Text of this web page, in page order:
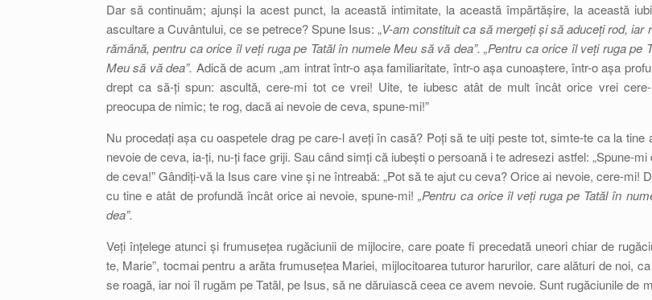
Dar să continuăm; ajunși la acest punct, la această intimitate, la această împărtășire, la această
ascultare a Cuvântului, ce se petrece? Spune Isus: „V-am constituit ca să mergeți și să aduceți rod, iar
rămână, pentru ca orice îl veți ruga pe Tatăl în numele Meu să vă dea”. „Pentru ca orice îl veți ruga pe
Meu să vă dea”. Adică de acum „am intrat într-o așa familiaritate, într-o așa cunoaștere, într-o așa
drept ca să-ți spun: ascultă, cere-mi tot ce vrei! Uite, te iubesc atât de mult încât orice vrei
preocupa de nimic; te rog, dacă ai nevoie de ceva, spune-mi!”
Nu procedați așa cu oaspetele drag pe care-l aveți în casă? Poți să te uiți peste tot, simte-te ca la tine
nevoie de ceva, ia-ți, nu-ți face griji. Sau când simți că iubești o persoană i te adresezi astfel: „Spune-mi
de ceva!” Gândiți-vă la Isus care vine și ne întreabă: „Pot să te ajut cu ceva? Orice ai nevoie, cere-mi!
cu tine e atât de profundă încât orice ai nevoie, spune-mi!„Pentru ca orice îl veți ruga pe Tatăl în
dea”.
Veți înțelege atunci și frumusețea rugăciunii de mijlocire, care poate fi precedată uneori chiar de
te, Marie”, tocmai pentru a arăta frumusețea Mariei, mijlocitoarea tuturor harurilor, care alături de noi,
se roagă, iar noi îl rugăm pe Tatăl, pe Isus, să ne dăruiască ceea ce avem nevoie. Sunt rugăciunile de